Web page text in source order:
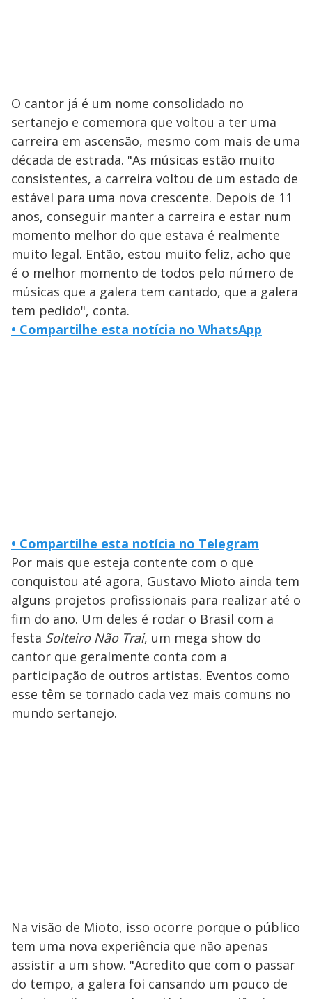
O cantor já é um nome consolidado no
sertanejo e comemora que voltou a ter uma
carreira em ascensão, mesmo com mais de uma
década de estrada. "As músicas estão muito
consistentes, a carreira voltou de um estado de
estável para uma nova crescente. Depois de 11
anos, conseguir manter a carreira e estar num
momento melhor do que estava é realmente
muito legal. Então, estou muito feliz, acho que
é o melhor momento de todos pelo número de
músicas que a galera tem cantado, que a galera
tem pedido", conta.
• Compartilhe esta notícia no WhatsApp
• Compartilhe esta notícia no Telegram
Por mais que esteja contente com o que
conquistou até agora, Gustavo Mioto ainda tem
alguns projetos profissionais para realizar até o
fim do ano. Um deles é rodar o Brasil com a
festa Solteiro Não Trai, um mega show do
cantor que geralmente conta com a
participação de outros artistas. Eventos como
esse têm se tornado cada vez mais comuns no
mundo sertanejo.
Na visão de Mioto, isso ocorre porque o público
tem uma nova experiência que não apenas
assistir a um show. "Acredito que com o passar
do tempo, a galera foi cansando um pouco de